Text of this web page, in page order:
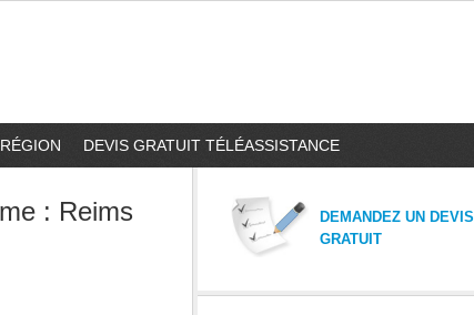
DEVIS GRATUIT TÉLÉASSISTANCE
: Reims
DEMANDEZ UN DEVIS
GRATUIT